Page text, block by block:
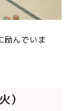
励んでいま
）